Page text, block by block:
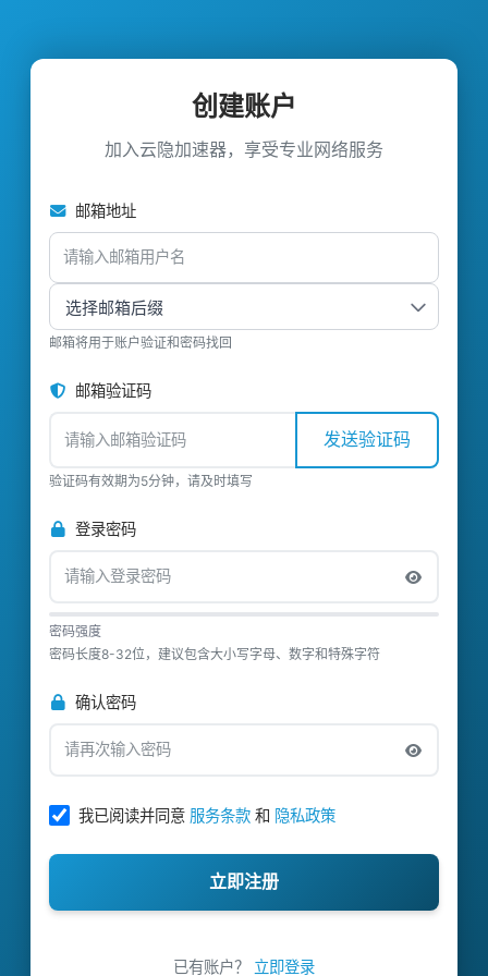
创建账户
加入云隐加速器，享受专业网络服务
邮箱地址
邮箱将用于账户验证和密码找回
邮箱验证码
发送验证码
验证码有效期为5分钟，请及时填写
登录密码
密码强度
密码长度8-32位，建议包含大小写字母、数字和特殊字符
确认密码
我已阅读并同意 服务条款 和 隐私政策
立即注册
已有账户？ 立即登录